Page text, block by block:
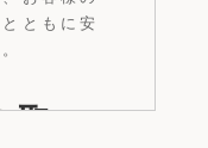
ともに安
。
取